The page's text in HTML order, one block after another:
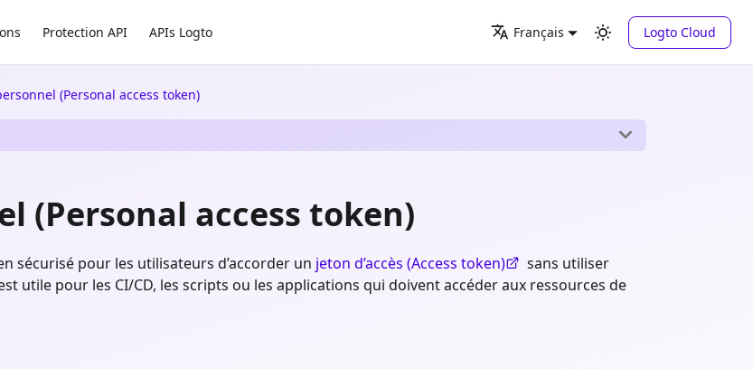
Protection API APIs Logto Français Logto Cloud
(Personal access token)
(Personal access token)
sécurisé pour les utilisateurs d’accorder un jeton d’accès (Access token)
sans utiliser
utile pour les CI/CD, les scripts ou les applications qui doivent accéder aux ressources de